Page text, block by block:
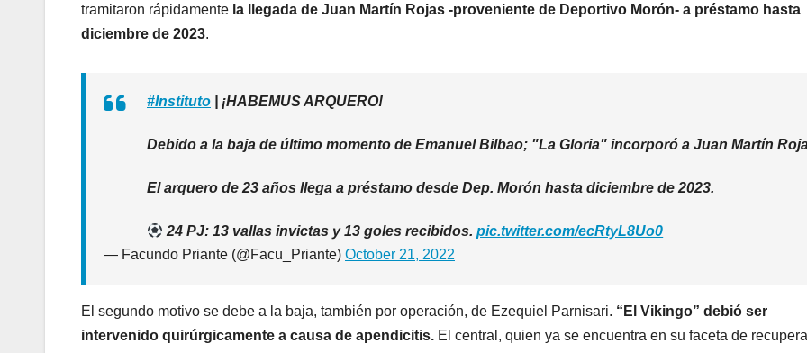
tramitaron rápidamente la llegada de Juan Martín Rojas -proveniente de Deportivo Morón- a préstamo hasta
diciembre de 2023.
#Instituto | ¡HABEMUS ARQUERO!
Debido a la baja de último momento de Emanuel Bilbao; "La Gloria" incorporó a Juan Martín
El arquero de 23 años llega a préstamo desde Dep. Morón hasta diciembre de 2023.
24 PJ: 13 vallas invictas y 13 goles recibidos.pic.twitter.com/ecRtyL8Uo0
— Facundo Priante (@Facu_Priante) October 21, 2022
El segundo motivo se debe a la baja, también por operación, de Ezequiel Parnisari. “El Vikingo” debió ser
intervenido quirúrgicamente a causa de apendicitis. El central, quien ya se encuentra en su faceta de
LIGA PROFESIONAL
CAYÓ EN
MENDOZA
9 AGOSTO, 2026 ELIAN
8 AGOSTO,
PROCHOTSKY